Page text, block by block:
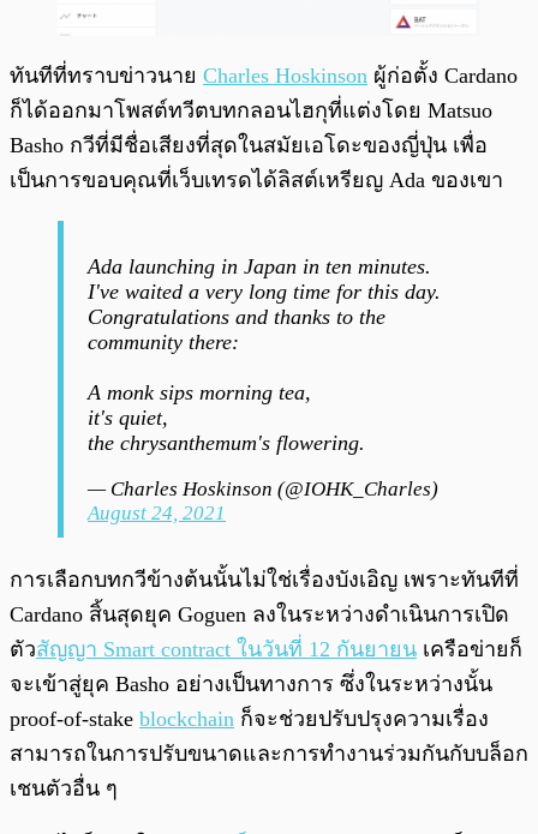
ทันทีที่ทราบข่าวนาย Charles Hoskinson ผู้ก่อตั้ง Cardano
ก็ได้ออกมาโพสต์ทวีตบทกลอนไฮกุที่แต่งโดย Matsuo
Basho กวีที่มีชื่อเสียงที่สุดในสมัยเอโดะของญี่ปุ่น เพื่อ
เป็นการขอบคุณที่เว็บเทรดได้ลิสต์เหรียญ Ada ของเขา
Ada launching in Japan in ten minutes.
I've waited a very long time for this day.
Congratulations and thanks to the
community there:
A monk sips morning tea,
it's quiet,
the chrysanthemum's flowering.
— Charles Hoskinson (@IOHK_Charles)
August 24, 2021
การเลือกบทกวีข้างต้นนั้นไม่ใช่เรื่องบังเอิญ เพราะทันทีที่
Cardano สิ้นสุดยุค Goguen ลงในระหว่างดำเนินการเปิด
ตัวสัญญา Smart contract ในวันที่ 12 กันยายน เครือข่ายก็
จะเข้าสู่ยุค Basho อย่างเป็นทางการ ซึ่งในระหว่างนั้น
proof-of-stake blockchain ก็จะช่วยปรับปรุงความเรื่อง
สามารถในการปรับขนาดและการทำงานร่วมกันกับบล็อก
เชนตัวอื่น ๆ